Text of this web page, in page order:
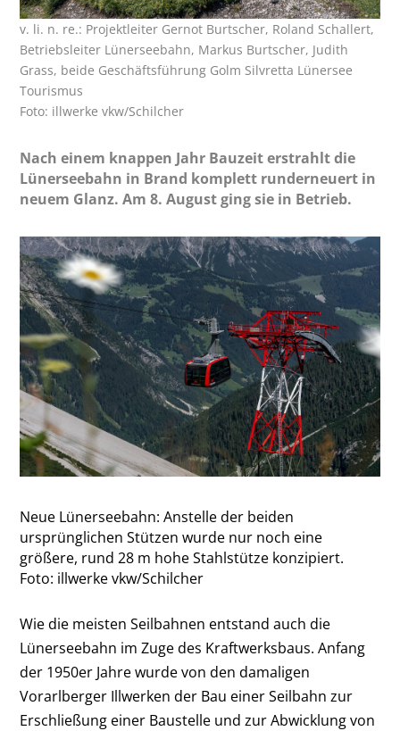
v. li. n. re.: Projektleiter Gernot Burtscher, Roland Schallert,
Betriebsleiter Lünerseebahn, Markus Burtscher, Judith
Grass, beide Geschäftsführung Golm Silvretta Lünersee
Tourismus
Foto: illwerke vkw/Schilcher
Nach einem knappen Jahr Bauzeit erstrahlt die
Lünerseebahn in Brand komplett runderneuert in
neuem Glanz. Am 8. August ging sie in Betrieb.
Neue Lünerseebahn: Anstelle der beiden
ursprünglichen Stützen wurde nur noch eine
größere, rund 28 m hohe Stahlstütze konzipiert.
Foto: illwerke vkw/Schilcher
Wie die meisten Seilbahnen entstand auch die
Lünerseebahn im Zuge des Kraftwerksbaus. Anfang
der 1950er Jahre wurde von den damaligen
Vorarlberger Illwerken der Bau einer Seilbahn zur
Erschließung einer Baustelle und zur Abwicklung von